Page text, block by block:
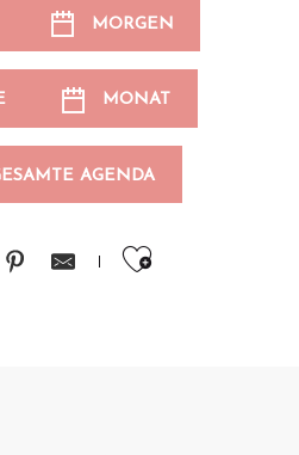
MORGEN
MONAT
AGENDA
Ajouter